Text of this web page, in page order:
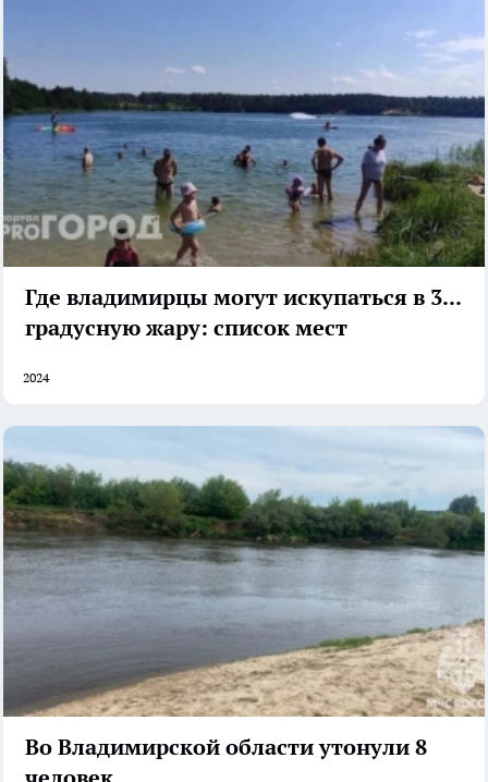
Где владимирцы могут искупаться в 30-
градусную жару: список мест
2024
Во Владимирской области утонули 8